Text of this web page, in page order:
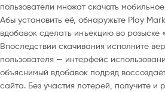
пользователи множат скачать
Абы установить её, обнаружьте Play
вдобавок сделать инъекцию во
Впоследствии скачивания исполните
пользователя — интерфейс
объяснимый вдобавок подряд
сайта. Без участия лотерей, получите и